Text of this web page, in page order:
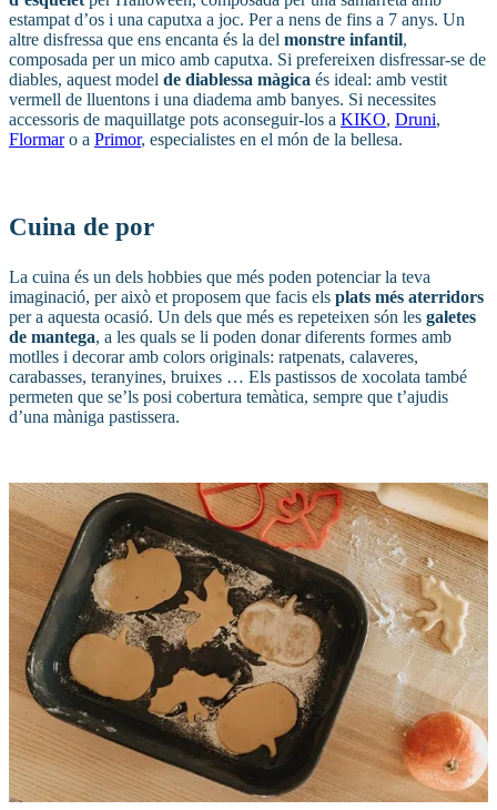
estampat d’os i una caputxa a joc. Per a nens de fins a 7 anys. Un
altre disfressa que ens encanta és la del monstre infantil,
composada per un mico amb caputxa. Si prefereixen disfressar-se de
diables, aquest model de diablessa màgica és ideal: amb vestit
vermell de lluentons i una diadema amb banyes. Si necessites
accessoris de maquillatge pots aconseguir-los a KIKO, Druni,
Flormaro a Primor, especialistes en el món de la bellesa.
Cuina de por
La cuina és un dels hobbies que més poden potenciar la teva
imaginació, per això et proposem que facis els plats més aterridors
per a aquesta ocasió. Un dels que més es repeteixen són les galetes
de mantega, a les quals se li poden donar diferents formes amb
motlles i decorar amb colors originals: ratpenats, calaveres,
carabasses, teranyines, bruixes … Els pastissos de xocolata també
permeten que se’ls posi cobertura temàtica, sempre que t’ajudis
d’una màniga pastissera.